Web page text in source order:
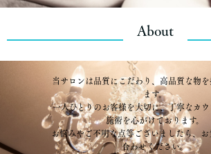
About
当サロンは品質にこだわり、高品質な物を
ます。
一人ひとりのお客様を大切に、丁寧なカウ
施術を心がけております。
お悩みやご不明な点等ございましたら、お
合わせください。